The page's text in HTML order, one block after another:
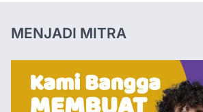
MENJADI MITRA